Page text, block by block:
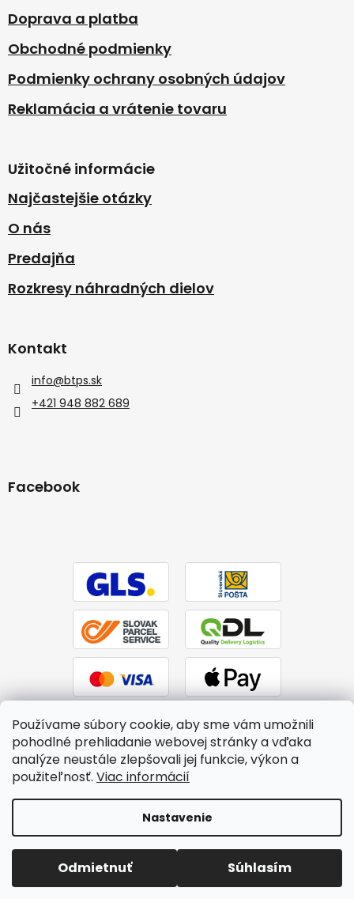
Používame súbory cookie, aby sme vám umožnili
pohodlné prehliadanie webovej stránky a vďaka
analýze neustále zlepšovali jej funkcie, výkon a
použiteľnosť. Viac informácií
Nastavenie
Odmietnuť Súhlasím
eDoprava a platba
Obchodné podmienky
Podmienky ochrany osobných údajov
Reklamácia a vrátenie tovaru
Užitočné informácie
Najčastejšie otázky
O nás
Predajňa
Rozkresy náhradných dielov
Kontakt
info@btps.sk
+421 948 882 689
Facebook
Copyright 2026BTPS.sk. Všetky práva vyhradené.Upraviť
nastavenie cookies